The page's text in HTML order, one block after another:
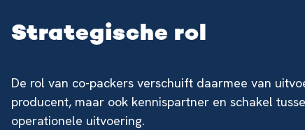
Strategische rol
De rol van co-packers verschuift daarmee van
producent, maar ook kennispartner en schakel
operationele uitvoering.